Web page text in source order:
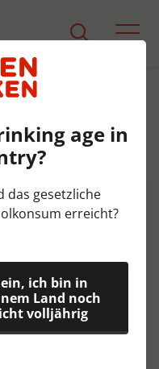
Kratage in
das gesetzliche
erreicht?
ich bin in
Land noch
volljährig